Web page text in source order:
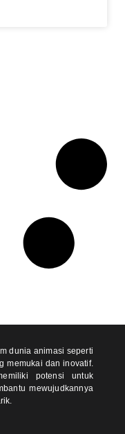
dunia animasi seperti
memukai dan inovatif.
potensi untuk
mewujudkannya